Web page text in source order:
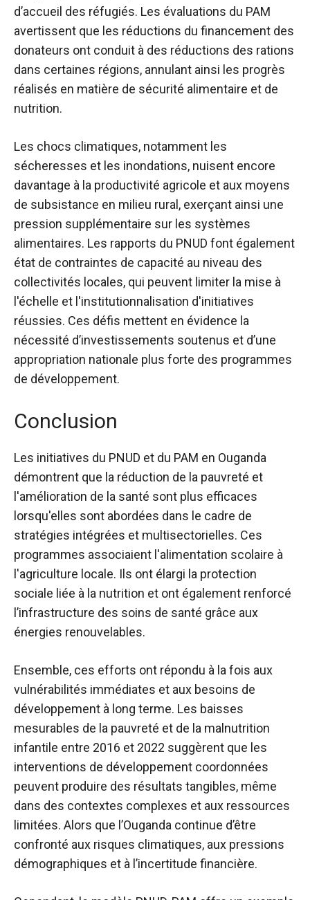
d’accueil des réfugiés. Les évaluations du PAM
avertissent que les réductions du financement des
donateurs ont conduit à des réductions des rations
dans certaines régions, annulant ainsi les progrès
réalisés en matière de sécurité alimentaire et de
nutrition.
Les chocs climatiques, notamment les
sécheresses et les inondations, nuisent encore
davantage à la productivité agricole et aux moyens
de subsistance en milieu rural, exerçant ainsi une
pression supplémentaire sur les systèmes
alimentaires. Les rapports du PNUD font également
état de contraintes de capacité au niveau des
collectivités locales, qui peuvent limiter la mise à
l'échelle et l'institutionnalisation d'initiatives
réussies. Ces défis mettent en évidence la
nécessité d’investissements soutenus et d’une
appropriation nationale plus forte des programmes
de développement.
Conclusion
Les initiatives du PNUD et du PAM en Ouganda
démontrent que la réduction de la pauvreté et
l'amélioration de la santé sont plus efficaces
lorsqu'elles sont abordées dans le cadre de
stratégies intégrées et multisectorielles. Ces
programmes associaient l'alimentation scolaire à
l'agriculture locale. Ils ont élargi la protection
sociale liée à la nutrition et ont également renforcé
l’infrastructure des soins de santé grâce aux
énergies renouvelables.
Ensemble, ces efforts ont répondu à la fois aux
vulnérabilités immédiates et aux besoins de
développement à long terme. Les baisses
mesurables de la pauvreté et de la malnutrition
infantile entre 2016 et 2022 suggèrent que les
interventions de développement coordonnées
peuvent produire des résultats tangibles, même
dans des contextes complexes et aux ressources
limitées. Alors que l’Ouganda continue d’être
confronté aux risques climatiques, aux pressions
démographiques et à l’incertitude financière.